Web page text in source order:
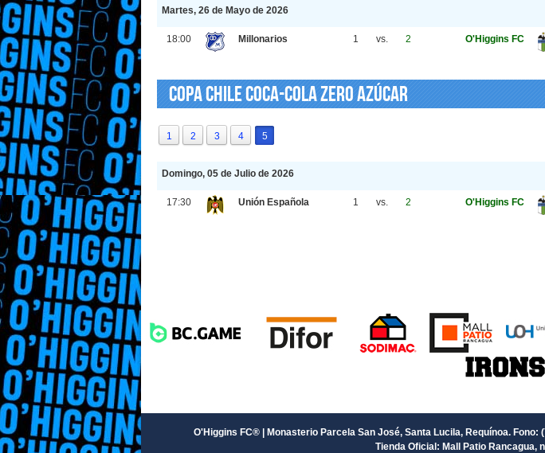
Martes, 26 de Mayo de 2026
18:00 Millonarios 1 vs. 2 O'Higgins FC
Copa Chile Coca-Cola Zero Azúcar
1 2 3 4 5
Domingo, 05 de Julio de 2026
17:30 Unión Española 1 vs. 2 O'Higgins FC
O'Higgins FC® | Monasterio Parcela San José, Santa Lucila, Requínoa.
Tienda Oficial: Mall Patio Rancagua,